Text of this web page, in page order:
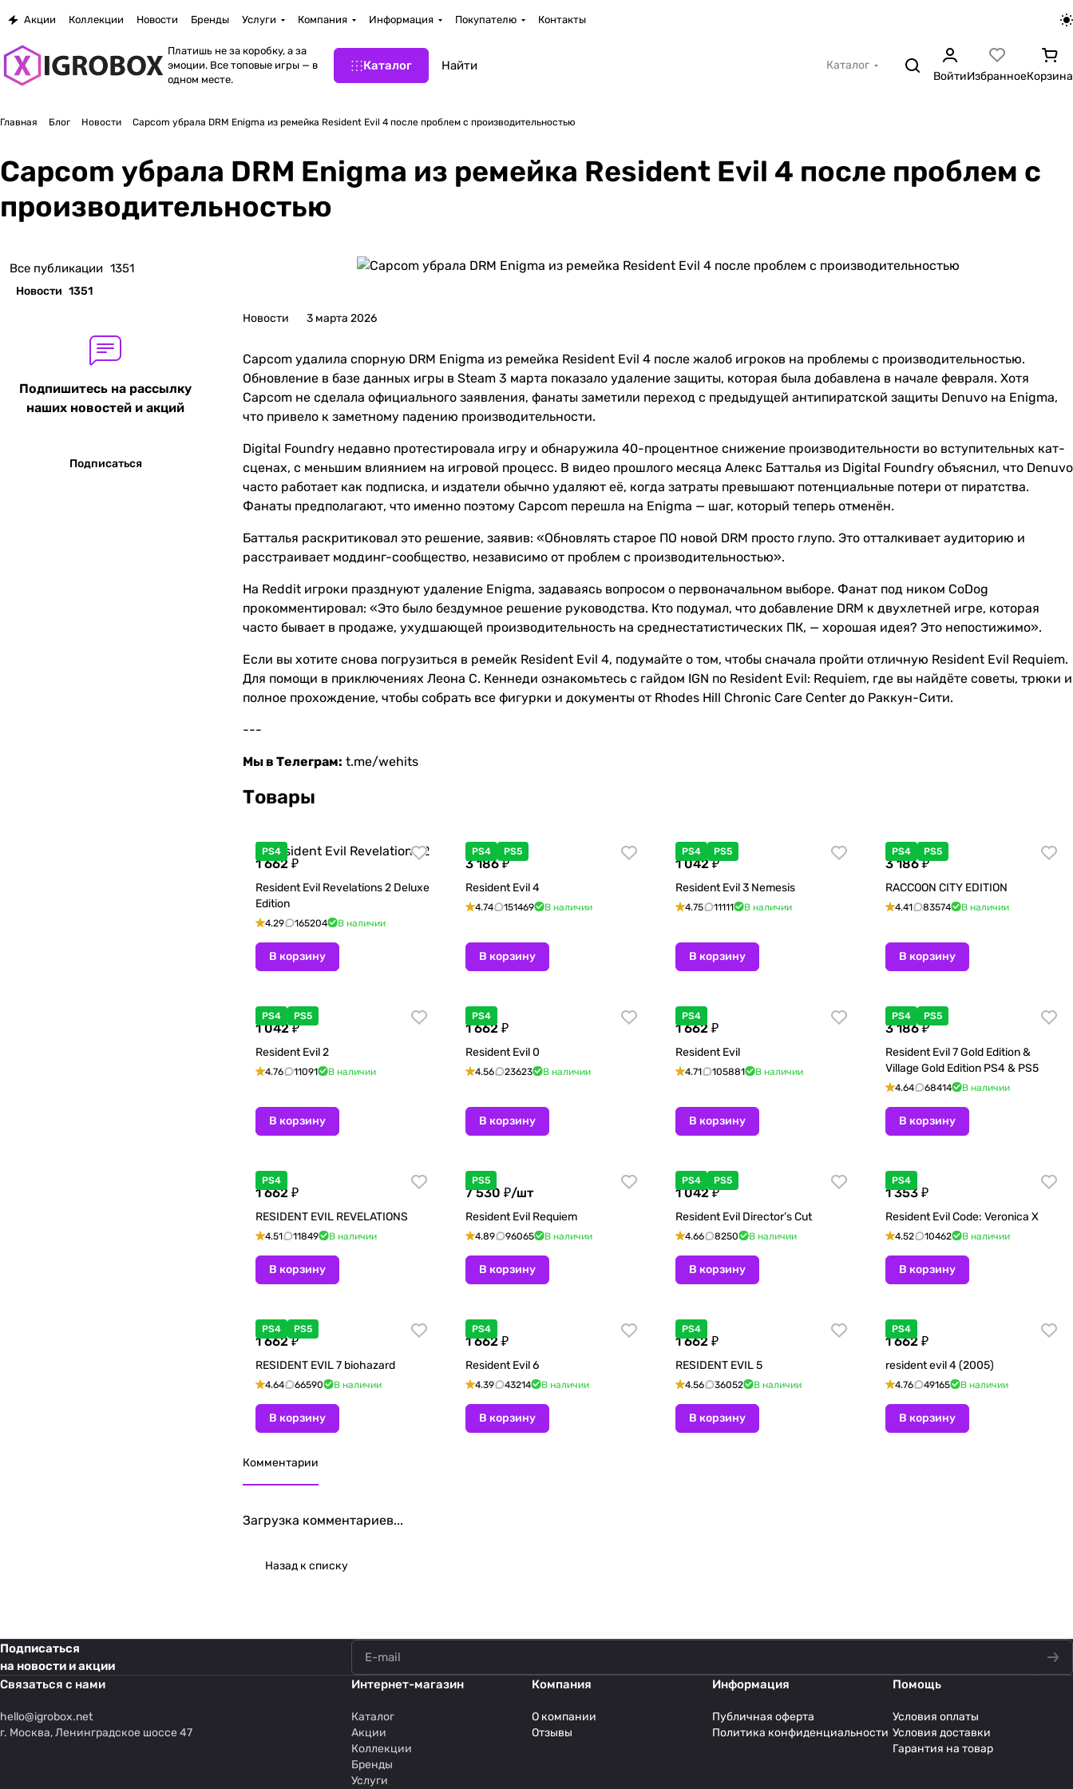
Акции Коллекции Новости Бренды Услуги Компания Информация Покупателю Контакты
Платишь не за коробку, а за
эмоции. Все топовые игры — в
одном месте.
Каталог
Каталог
ВойтиИзбранноеКорзина
Главная Блог Новости Capcom убрала DRM Enigma из ремейка Resident Evil 4 после проблем с производительностью
Capcom убрала DRM Enigma из ремейка Resident Evil 4 после проблем с
производительностью
Новости 3 марта 2026
Capcom удалила спорную DRM Enigma из ремейка Resident Evil 4 после жалоб игроков на проблемы с производительностью.
Обновление в базе данных игры в Steam 3 марта показало удаление защиты, которая была добавлена в начале февраля. Хотя
Capcom не сделала официального заявления, фанаты заметили переход с предыдущей антипиратской защиты Denuvo на Enigma,
что привело к заметному падению производительности.
Digital Foundry недавно протестировала игру и обнаружила 40-процентное снижение производительности во вступительных кат-
сценах, с меньшим влиянием на игровой процесс. В видео прошлого месяца Алекс Батталья из Digital Foundry объяснил, что Denuvo
часто работает как подписка, и издатели обычно удаляют её, когда затраты превышают потенциальные потери от пиратства.
Фанаты предполагают, что именно поэтому Capcom перешла на Enigma — шаг, который теперь отменён.
Батталья раскритиковал это решение, заявив: «Обновлять старое ПО новой DRM просто глупо. Это отталкивает аудиторию и
расстраивает моддинг-сообщество, независимо от проблем с производительностью».
На Reddit игроки празднуют удаление Enigma, задаваясь вопросом о первоначальном выборе. Фанат под ником CoDog
прокомментировал: «Это было бездумное решение руководства. Кто подумал, что добавление DRM к двухлетней игре, которая
часто бывает в продаже, ухудшающей производительность на среднестатистических ПК, — хорошая идея? Это непостижимо».
Если вы хотите снова погрузиться в ремейк Resident Evil 4, подумайте о том, чтобы сначала пройти отличную Resident Evil Requiem.
Для помощи в приключениях Леона С. Кеннеди ознакомьтесь с гайдом IGN по Resident Evil: Requiem, где вы найдёте советы, трюки и
полное прохождение, чтобы собрать все фигурки и документы от Rhodes Hill Chronic Care Center до Раккун-Сити.
---
Мы в Телеграм: t.me/wehits
Товары
PS4
1 662 ₽
Resident Evil Revelations 2 Deluxe
Edition
4.29 165204 В наличии
В корзину
PS4 PS5
3 186 ₽
Resident Evil 4
4.74 151469 В наличии
В корзину
PS4 PS5
1 042 ₽
Resident Evil 3 Nemesis
4.75 11111 В наличии
В корзину
PS4 PS5
3 186 ₽
RACCOON CITY EDITION
4.41 83574 В наличии
В корзину
PS4 PS5
1 042 ₽
Resident Evil 2
4.76 11091 В наличии
В корзину
PS4
1 662 ₽
Resident Evil 0
4.56 23623 В наличии
В корзину
PS4
1 662 ₽
Resident Evil
4.71 105881 В наличии
В корзину
PS4 PS5
3 186 ₽
Resident Evil 7 Gold Edition &
Village Gold Edition PS4 & PS5
4.64 68414 В наличии
В корзину
PS4
1 662 ₽
RESIDENT EVIL REVELATIONS
4.51 11849 В наличии
В корзину
PS5
7 530 ₽/шт
Resident Evil Requiem
4.89 96065 В наличии
В корзину
PS4 PS5
1 042 ₽
Resident Evil Director’s Cut
4.66 8250 В наличии
В корзину
PS4
1 353 ₽
Resident Evil Code: Veronica X
4.52 10462 В наличии
В корзину
PS4 PS5
1 662 ₽
RESIDENT EVIL 7 biohazard
4.64 66590 В наличии
В корзину
PS4
1 662 ₽
Resident Evil 6
4.39 43214 В наличии
В корзину
PS4
1 662 ₽
RESIDENT EVIL 5
4.56 36052 В наличии
В корзину
PS4
1 662 ₽
resident evil 4 (2005)
4.76 49165 В наличии
В корзину
Комментарии
Загрузка комментариев...
Назад к списку
Все публикации 1351
Новости 1351
Подпишитесь на рассылку
наших новостей и акций
Подписаться
Подписаться
на новости и акции
Связаться с нами
hello@igrobox.net
г. Москва, Ленинградское шоссе 47
Интернет-магазин
Каталог
Акции
Коллекции
Бренды
Услуги
Компания
О компании
Отзывы
Информация
Публичная оферта
Политика конфиденциальности
Помощь
Условия оплаты
Условия доставки
Гарантия на товар